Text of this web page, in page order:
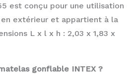
est conçu pour une utilisation
extérieur et appartient à la
L x l x h : 2,03 x 1,83 x
gonflable INTEX ?